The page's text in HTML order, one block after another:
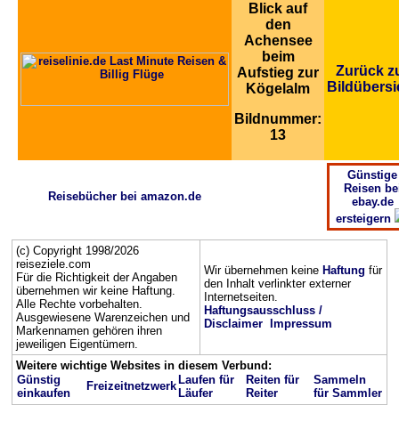
Blick auf
den
Achensee
beim
Aufstieg zur
Kögelalm
Bildnummer:
13
Zurück
Reisebücher bei amazon.de
Günstige
Reisen
ebay.de
ersteigern
(c) Copyright 1998/2026
reiseziele.com
Für die Richtigkeit der Angaben
übernehmen wir keine Haftung.
Alle Rechte vorbehalten.
Ausgewiesene Warenzeichen und
Markennamen gehören ihren
jeweiligen Eigentümern.
Wir übernehmen keine Haftung für
den Inhalt verlinkter externer
Internetseiten.
Haftungsausschluss /
Disclaimer
Impressum
Weitere wichtige Websites in diesem Verbund:
Günstig
einkaufen
Freizeitnetzwerk Laufen für
Läufer
Reiten für
Reiter
Sammeln
für Sammler